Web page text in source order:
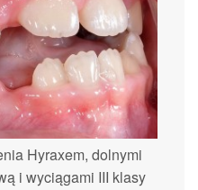
Hyraxem, dolnymi
i wyciągami III klasy